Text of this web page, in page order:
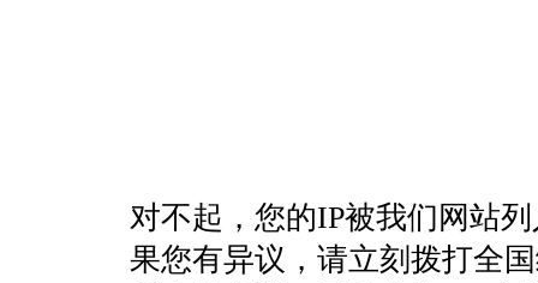
对不起，您的IP被我们网站
果您有异议，请立刻拨打全